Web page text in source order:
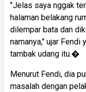
"Jelas saya nggak
halaman belakang
dilempar bata dan
namanya," ujar
tambak udang itu.�
Menurut Fendi, dia
masalah dengan